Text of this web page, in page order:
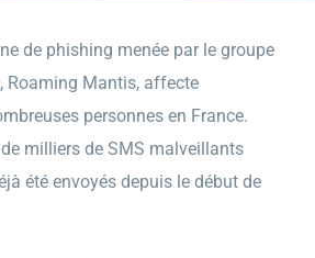
de phishing menée par le groupe
Roaming Mantis, affecte
personnes en France.
milliers de SMS malveillants
été envoyés depuis le début de